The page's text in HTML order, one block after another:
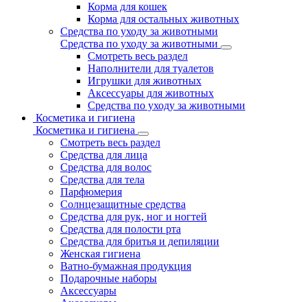
Корма для кошек
Корма для остальных животных
Средства по уходу за животными
Средства по уходу за животными
Смотреть весь раздел
Наполнители для туалетов
Игрушки для животных
Аксессуары для животных
Средства по уходу за животными
Косметика и гигиена
Косметика и гигиена
Смотреть весь раздел
Средства для лица
Средства для волос
Средства для тела
Парфюмерия
Солнцезащитные средства
Средства для рук, ног и ногтей
Средства для полости рта
Средства для бритья и депиляции
Женская гигиена
Ватно-бумажная продукция
Подарочные наборы
Аксессуары